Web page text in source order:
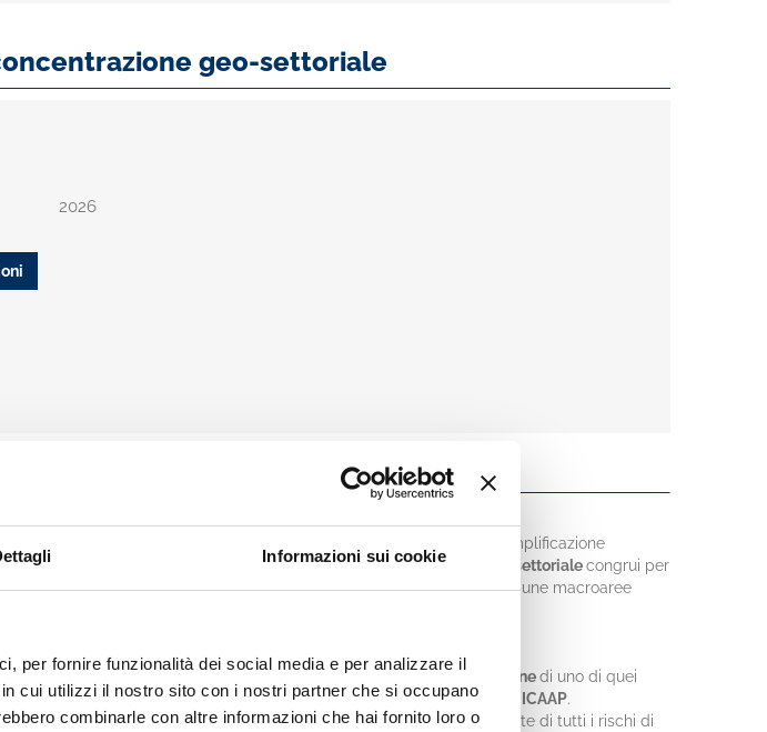
Informazioni sui cookie
per fornire funzionalità dei social media e per analizzare il
cui utilizzi il nostro sito con i nostri partner che si occupano
combinarle con altre informazioni che hai fornito loro o
geo-settoriale
2026
, rappresenta una esemplificazione
dei livelli di
per il rischio di concentrazione geo-settorialecongrui per
i riferimenti per il calcolodell'add-ona livello nazionale e per alcune macroaree
dei metodi di misurazione, rappresenta un
ausilio per la valutazionedi uno di quei
di vigilanza delle metodologie semplificate per la valutazionein ottica ICAAP.
di modelli di portafoglio che stimano il capitale economico a fronte di tutti i rischi di